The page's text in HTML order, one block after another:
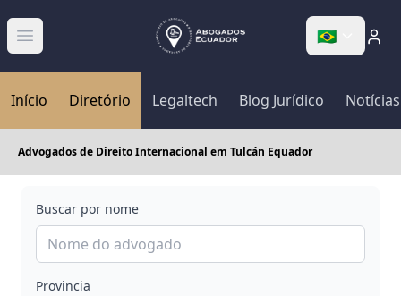
Abrir menú 🇧🇷
Início Diretório Legaltech Blog Jurídico Notícias
Advogados de Direito Internacional em Tulcán Equador
Buscar por nome
Provincia